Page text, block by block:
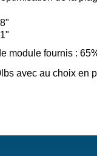
module fournis :
avec au choix en